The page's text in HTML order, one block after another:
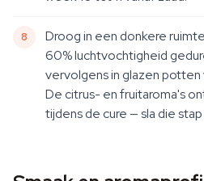
Droog in een donkere
60% luchtvochtigheid
vervolgens in glazen potten
De citrus- en fruitaroma's
tijdens de cure — sla die